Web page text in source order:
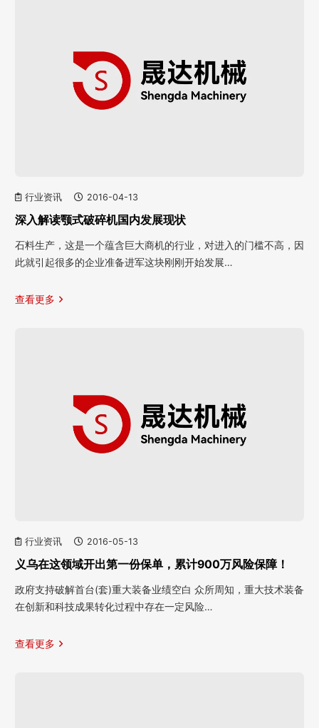
行业资讯 2016-04-13
深入解读颚式破碎机国内发展现状
石料生产，这是一个蕴含巨大商机的行业，对进入的门槛不高，因
此就引起很多的企业准备进军这块刚刚开始发展…
查看更多
行业资讯 2016-05-13
义乌在这领域开出第一份保单，累计900万风险保障！
政府支持破解首台(套)重大装备业绩空白 众所周知，重大技术装备
在创新和科技成果转化过程中存在一定风险…
查看更多